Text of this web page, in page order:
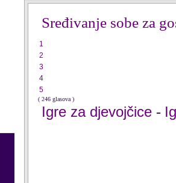
Sređivanje sobe za
1
2
3
4
5
( 246 glasova )
Igre za djevojčice -